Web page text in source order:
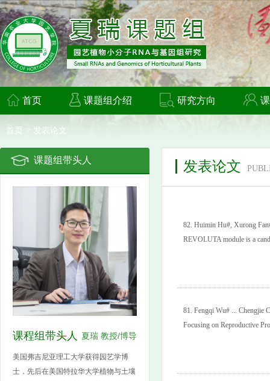
首页 课题组介绍 研究方向
首页 > 发表论文
课题组带头人
课程组带头人 夏瑞 教授/博导
美国弗吉尼亚理工大学获得园艺学博
士，先后在美国特拉华大学植物与土壤
发表论文
82. Huimin Hu#, Xurong
REVOLUTA module is a
81. Fengqi Wu# ... Chengjie
Focusing on Reproductive